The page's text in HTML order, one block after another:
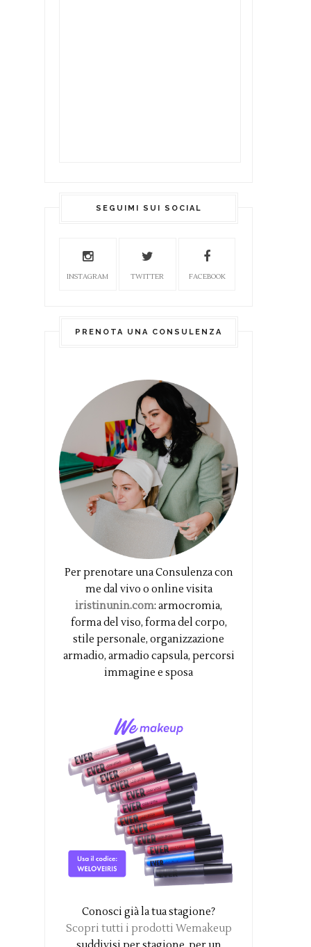
SEGUIMI SUI SOCIAL
INSTAGRAM TWITTER FACEBOOK
PRENOTA UNA CONSULENZA
Per prenotare una Consulenza con
me dal vivo o online visita
iristinunin.com: armocromia,
forma del viso, forma del corpo,
stile personale, organizzazione
armadio, armadio capsula, percorsi
immagine e sposa
Conosci già la tua stagione?
Scopri tutti i prodotti Wemakeup